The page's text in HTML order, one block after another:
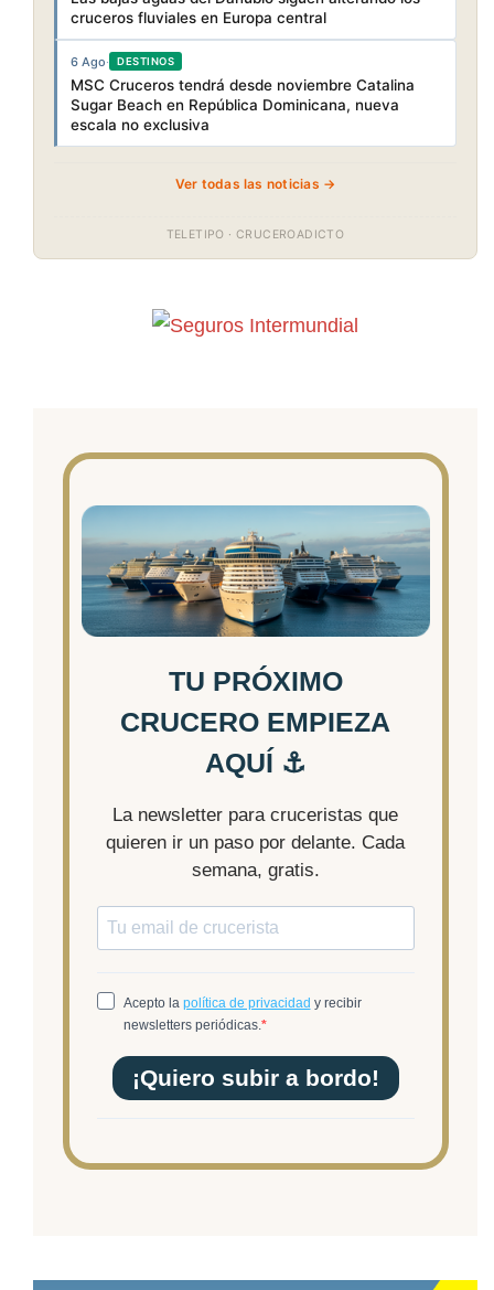
cruceros fluviales en Europa central
6 Ago· DESTINOS
MSC Cruceros tendrá desde noviembre Catalina
Sugar Beach en República Dominicana, nueva
escala no exclusiva
Ver todas las noticias →
TELETIPO · CRUCEROADICTO